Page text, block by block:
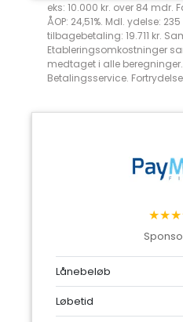
eks: 10.000 kr. over 84 mdr.
ÅOP: 24,51%. Mdl. ydelse:
tilbagebetaling: 19.711 kr.
Etableringsomkostninger
medtaget i alle
Betalingsservice.
Lånebeløb
Løbetid